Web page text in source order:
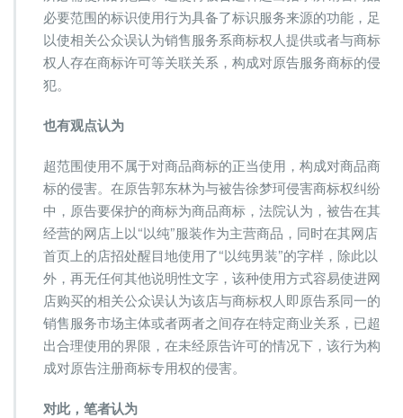
必要范围的标识使用行为具备了标识服务来源的功能，足
以使相关公众误认为销售服务系商标权人提供或者与商标
权人存在商标许可等关联关系，构成对原告服务商标的侵
犯。
也有观点认为
超范围使用不属于对商品商标的正当使用，构成对商品商
标的侵害。在原告郭东林为与被告徐梦珂侵害商标权纠纷
中，原告要保护的商标为商品商标，法院认为，被告在其
经营的网店上以“以纯”服装作为主营商品，同时在其网店
首页上的店招处醒目地使用了“以纯男装”的字样，除此以
外，再无任何其他说明性文字，该种使用方式容易使进网
店购买的相关公众误认为该店与商标权人即原告系同一的
销售服务市场主体或者两者之间存在特定商业关系，已超
出合理使用的界限，在未经原告许可的情况下，该行为构
成对原告注册商标专用权的侵害。
对此，笔者认为